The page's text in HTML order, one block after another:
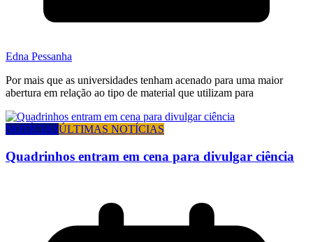
Edna Pessanha
Por mais que as universidades tenham acenado para uma maior
abertura em relação ao tipo de material que utilizam para
NOTÍCIASÚLTIMAS NOTÍCIAS
Quadrinhos entram em cena para divulgar ciência